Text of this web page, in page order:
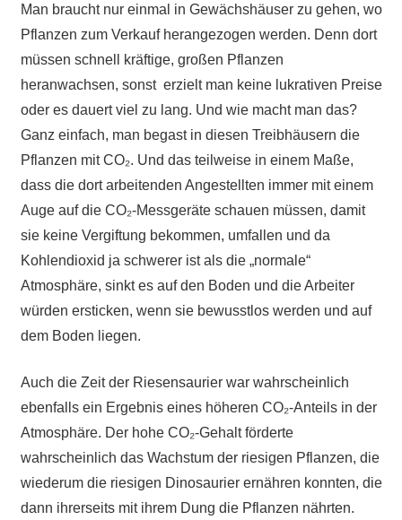
Man braucht nur einmal in Gewächshäuser zu gehen, wo
Pflanzen zum Verkauf herangezogen werden. Denn dort
müssen schnell kräftige, großen Pflanzen
heranwachsen, sonst erzielt man keine lukrativen Preise
oder es dauert viel zu lang. Und wie macht man das?
Ganz einfach, man begast in diesen Treibhäusern die
Pflanzen mit CO₂. Und das teilweise in einem Maße,
dass die dort arbeitenden Angestellten immer mit einem
Auge auf die CO₂-Messgeräte schauen müssen, damit
sie keine Vergiftung bekommen, umfallen und da
Kohlendioxid ja schwerer ist als die „normale“
Atmosphäre, sinkt es auf den Boden und die Arbeiter
würden ersticken, wenn sie bewusstlos werden und auf
dem Boden liegen.
Auch die Zeit der Riesensaurier war wahrscheinlich
ebenfalls ein Ergebnis eines höheren CO₂-Anteils in der
Atmosphäre. Der hohe CO₂-Gehalt förderte
wahrscheinlich das Wachstum der riesigen Pflanzen, die
wiederum die riesigen Dinosaurier ernähren konnten, die
dann ihrerseits mit ihrem Dung die Pflanzen nährten.